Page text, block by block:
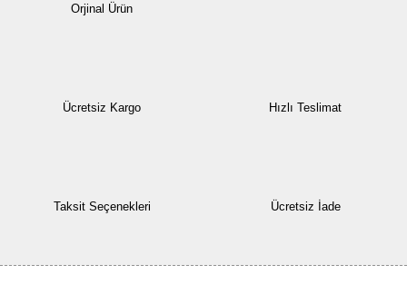
Orjinal Ürün
Ücretsiz Kargo Hızlı Teslimat
Taksit Seçenekleri Ücretsiz İade